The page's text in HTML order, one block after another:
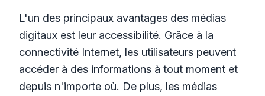
L'un des principaux avantages des médias
digitaux est leur accessibilité. Grâce à la
connectivité Internet, les utilisateurs peuvent
accéder à des informations à tout moment et
depuis n'importe où. De plus, les médias